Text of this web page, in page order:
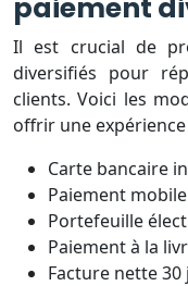
paiement
Il est crucial de
diversifiés pour
clients. Voici les
offrir une expérience
Carte bancaire
Paiement mobile
Portefeuille
Paiement à la
Facture nette 30